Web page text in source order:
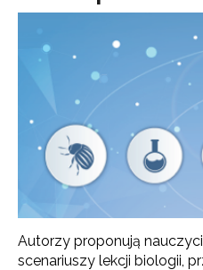
Autorzy proponują
scenariuszy lekcji biologii,